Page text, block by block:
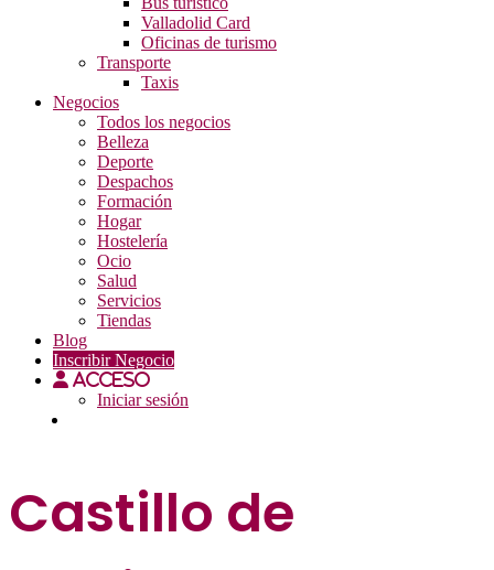
Valladolid Card
Oficinas de turismo
Transporte
Taxis
Negocios
Todos los negocios
Belleza
Deporte
Despachos
Formación
Hogar
Hostelería
Ocio
Salud
Servicios
Tiendas
Blog
Inscribir Negocio
Acceso
Iniciar sesión
Castillo de